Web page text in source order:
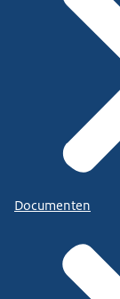
Documenten